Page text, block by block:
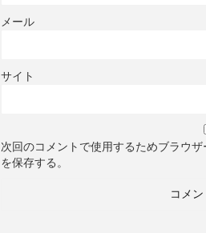
メール
サイト
次回のコメントで使用するためブラウ
を保存する。